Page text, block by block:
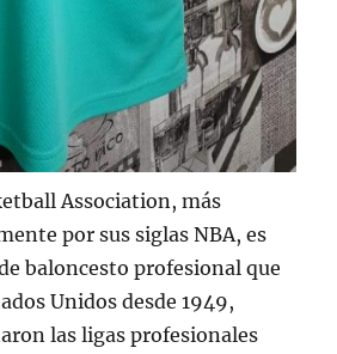
Association, más
por sus siglas NBA, es
baloncesto profesional que
Unidos desde 1949,
las ligas profesionales